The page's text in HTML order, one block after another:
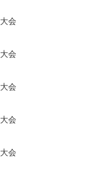
会
会
会
会
会